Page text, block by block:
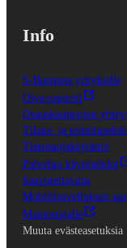
Info
S-Business yrityksille
Oiva-raportit
Osuuskauppojen
Tilaus- ja
Tietosuojakäytäntö
Palvelun käyttöehdot
Saavutettavuus
Mobiilisovelluksen
Mainostajalle
Muuta evästeasetuksia